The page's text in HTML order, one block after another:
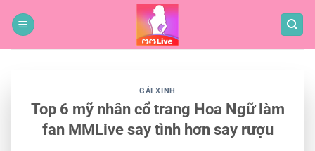
qua
GÁI XINH
Top 6 mỹ nhân cổ trang Hoa Ngữ làm
fan MMLive say tình hơn say rượu